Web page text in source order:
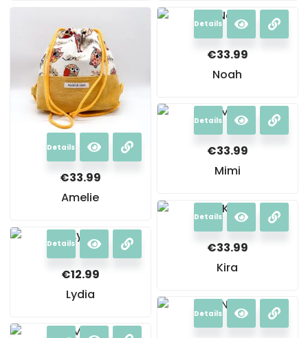
Details
€33.99
Amelie
Details
€33.99
Noah
Details
€33.99
Mimi
Details
€33.99
Kira
Details
€12.99
Lydia
Details